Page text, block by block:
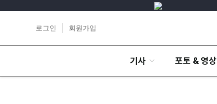
로그인 회원가입
기사 포토 & 영상